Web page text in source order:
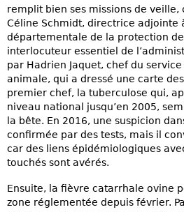
remplit bien ses missions de veille,
Céline Schmidt, directrice adjointe
départementale de la protection
interlocuteur essentiel de
par Hadrien Jaquet, chef du
animale, qui a dressé une carte
premier chef, la tuberculose qui,
niveau national jusqu’en 2005,
la bête. En 2016, une suspicion
confirmée par des tests, mais il
car des liens épidémiologiques
touchés sont avérés.
Ensuite, la fièvre catarrhale ovine
zone réglementée depuis février.